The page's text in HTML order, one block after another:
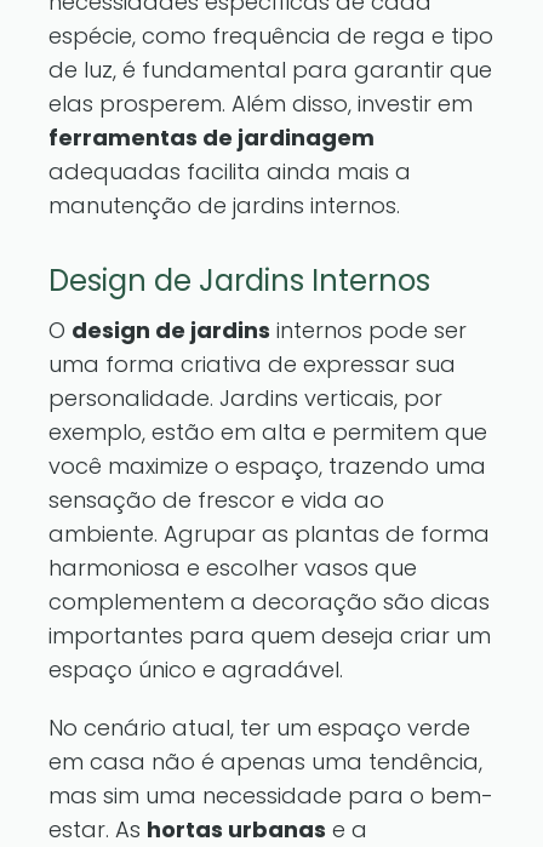
espécie, como frequência de rega e tipo
de luz, é fundamental para garantir que
elas prosperem. Além disso, investir em
ferramentas de jardinagem
adequadas facilita ainda mais a
manutenção de jardins internos.
Design de Jardins Internos
O design de jardins internos pode ser
uma forma criativa de expressar sua
personalidade. Jardins verticais, por
exemplo, estão em alta e permitem que
você maximize o espaço, trazendo uma
sensação de frescor e vida ao
ambiente. Agrupar as plantas de forma
harmoniosa e escolher vasos que
complementem a decoração são dicas
importantes para quem deseja criar um
espaço único e agradável.
No cenário atual, ter um espaço verde
em casa não é apenas uma tendência,
mas sim uma necessidade para o bem-
estar. As hortas urbanas e a